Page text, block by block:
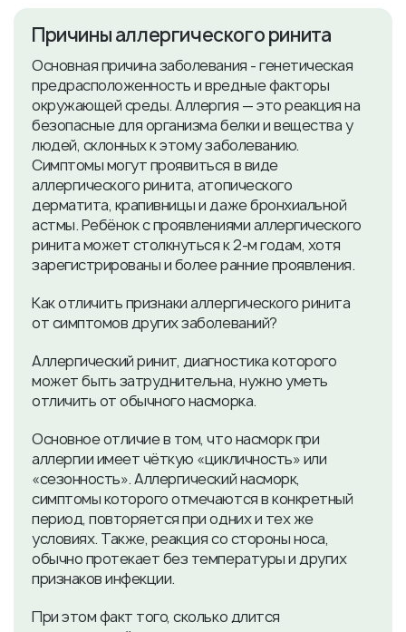
Причины аллергического ринита
Основная причина заболевания - генетическая
предрасположенность и вредные факторы
окружающей среды. Аллергия — это реакция на
безопасные для организма белки и вещества у
людей, склонных к этому заболеванию.
Симптомы могут проявиться в виде
аллергического ринита, атопического
дерматита, крапивницы и даже бронхиальной
астмы. Ребёнок с проявлениями аллергического
ринита может столкнуться к 2-м годам, хотя
зарегистрированы и более ранние проявления.
Как отличить признаки аллергического ринита
от симптомов других заболеваний?
Аллергический ринит, диагностика которого
может быть затруднительна, нужно уметь
отличить от обычного насморка.
Основное отличие в том, что насморк при
аллергии имеет чёткую «цикличность» или
«сезонность». Аллергический насморк,
симптомы которого отмечаются в конкретный
период, повторяется при одних и тех же
условиях. Также, реакция со стороны носа,
обычно протекает без температуры и других
признаков инфекции.
При этом факт того, сколько длится